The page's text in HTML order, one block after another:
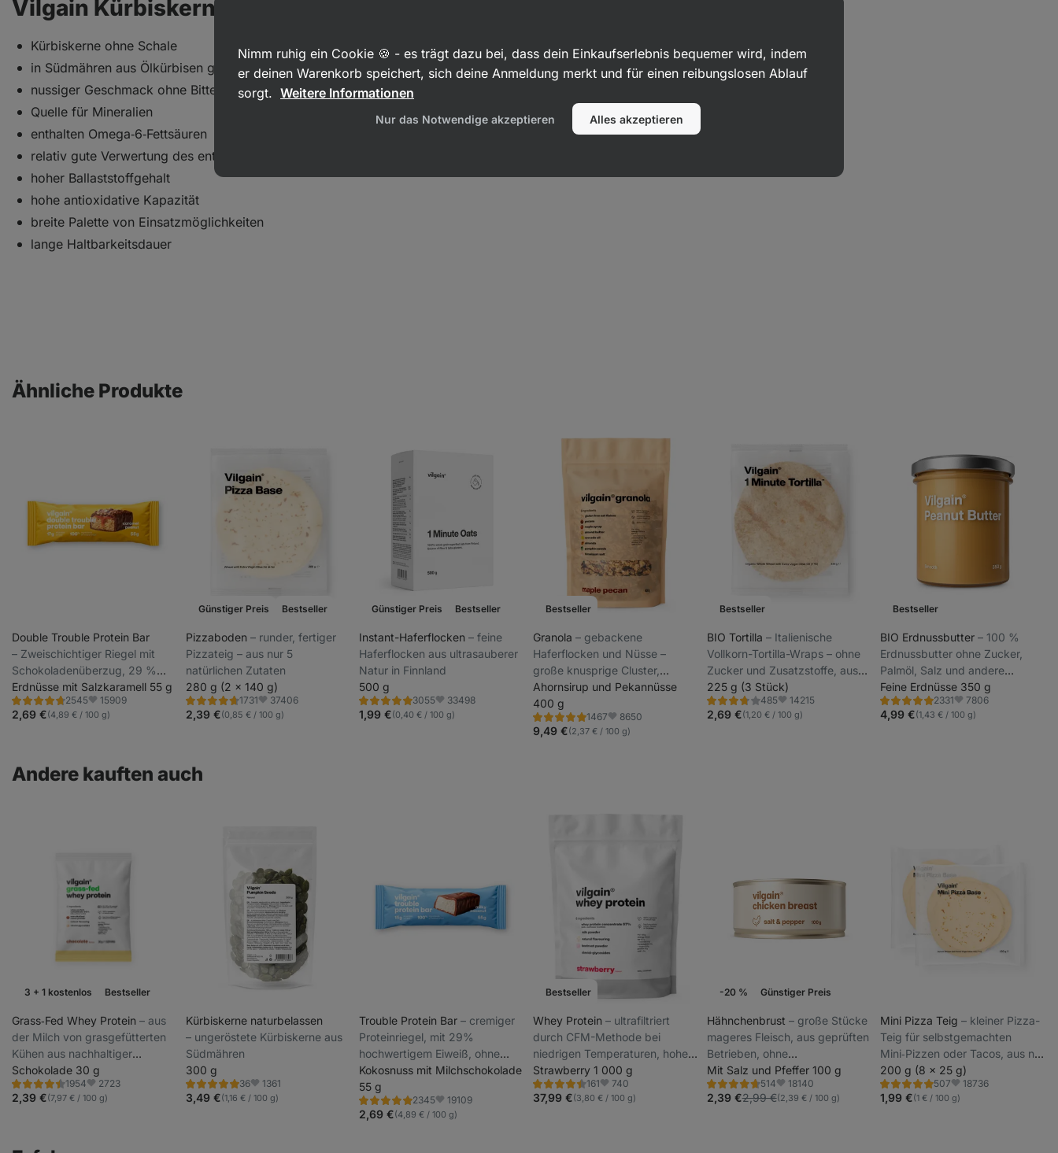
Vilgain Kürbiskerne geröstet und gesalzen in Punkten:
Kürbiskerne ohne Schale
in Südmähren aus Ölkürbisen geerntet
nussiger Geschmack ohne Bitterkeit
Quelle für Mineralien
enthalten Omega‑6‑Fettsäuren
relativ gute Verwertung des enthaltenen Eiweißes
hoher Ballaststoffgehalt
hohe antioxidative Kapazität
breite Palette von Einsatzmöglichkeiten
lange Haltbarkeitsdauer
Ähnliche Produkte
Double Trouble Protein Bar
⁠–⁠ Zweischichtiger Riegel mit
Schokoladenüberzug, 29 %
hochwertiges Eiweiß, ohne
Konservierungsstoffe und
Farbstoffe
Erdnüsse mit Salzkaramell 55 g
2545
Bewertung
4.7/5,
2545
Favoriten
15909
2,69 €(4,89 € / 100 g)
Günstiger Preis Bestseller
Pizzaboden ⁠–⁠ runder, fertiger
Pizzateig – aus nur 5
natürlichen Zutaten
280 g (2 x 140 g)
1731
Bewertung
4.8/5,
1731
Favoriten
37406
2,39 €(0,85 € / 100 g)
Günstiger Preis Bestseller
Instant-Haferflocken⁠–⁠ feine
Haferflocken aus ultrasauberer
Natur in Finnland
500 g
3055
Bewertung
4.9/5,
3055
Favoriten
33498
1,99 €(0,40 € / 100 g)
Bestseller
Granola ⁠–⁠ gebackene
Haferflocken und Nüsse –
große knusprige Cluster,
handverarbeitet in kleinen
Chargen für maximale Frische,
gluten- und zuckerfrei
Ahornsirup und Pekannüsse
400 g
1467
Bewertung
4.8/5,
1467
Favoriten
8650
9,49 €(2,37 € / 100 g)
Bestseller
BIO Tortilla ⁠–⁠ Italienische
Vollkorn-Tortilla-Wraps – ohne
Zucker und Zusatzstoffe, aus
nur 6 natürlichen Zutaten
225 g (3 Stück)
485
Bewertung
3.8/5,
485
Favoriten
14215
2,69 €(1,20 € / 100 g)
Bestseller
BIO Erdnussbutter⁠–⁠ 100 %
Erdnussbutter ohne Zucker,
Palmöl, Salz und andere
Zusatzstoffe
Feine Erdnüsse 350 g
2331
Bewertung
4.8/5,
2331
Favoriten
7806
4,99 €(1,43 € / 100 g)
Andere kauften auch
3 + 1 kostenlos Bestseller
Wochenaktion
Grass‑Fed Whey Protein ⁠–⁠ aus
der Milch von grasgefütterten
Kühen aus nachhaltiger
Haltung, mit Stevia gesüßt,
ultrafiltriert bei niedrigen
Temperaturen
Schokolade 30 g
1954
Bewertung
4.4/5,
1954
Favoriten
2723
2,39 €(7,97 € / 100 g)
Kürbiskerne naturbelassen
⁠–⁠ ungeröstete Kürbiskerne aus
Südmähren
300 g
36
Bewertung
4.9/5,
36
Favoriten
1361
3,49 €(1,16 € / 100 g)
Trouble Protein Bar⁠–⁠ cremiger
Proteinriegel, mit 29%
hochwertigem Eiweiß, ohne
Konservierungs- und Farbstoffe
Kokosnuss mit Milchschokolade
55 g
2345
Bewertung
4.8/5,
2345
Favoriten
19109
2,69 €(4,89 € / 100 g)
Bestseller
Whey Protein ⁠–⁠ ultrafiltriert
durch CFM-Methode bei
niedrigen Temperaturen, hoher
Protein- und BCAA-Gehalt,
gesüßt mit Steviolglykosiden
Strawberry 1 000 g
161
Bewertung
4.5/5,
Favoriten
740
37,99 €(3,80 € / 100 g)
-20 % Günstiger Preis
Bestseller Wochenaktion
Hähnchenbrust ⁠–⁠ große Stücke
mageres Fleisch, aus geprüften
Betrieben, ohne
Konservierungsstoffe
Mit Salz und Pfeffer 100 g
514
Bewertung
4.8/5,
514
Favoriten
18140
2,39 €2,99 €(2,39 € / 100 g)
Mini Pizza Teig⁠–⁠ kleiner Pizza-
Teig für selbstgemachten
Mini‑Pizzen oder Tacos, aus nur
4 natürlichen Zutaten
200 g (8 x 25 g)
507
Bewertung
5.0/5,
507
Favoriten
18736
1,99 €(1 € / 100 g)
Nimm ruhig ein Cookie 🍪 - es trägt dazu bei, dass dein Einkaufserlebnis bequemer wird, indem
er deinen Warenkorb speichert, sich deine Anmeldung merkt und für einen reibungslosen Ablauf
sorgt. Weitere Informationen
Nur das Notwendige akzeptieren Alles akzeptieren